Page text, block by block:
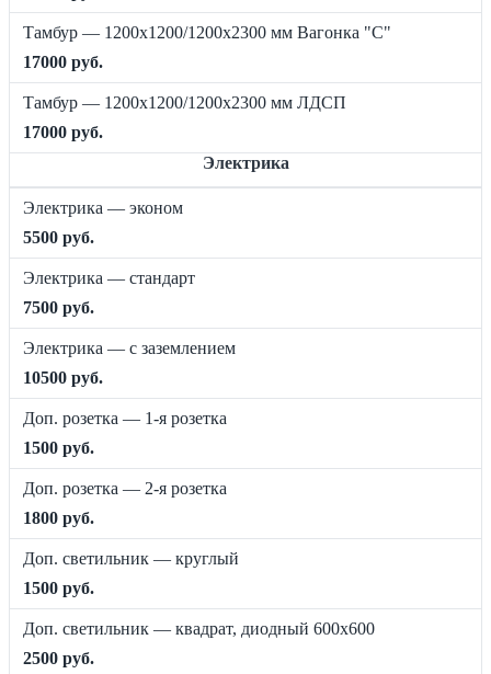
Тамбур — 1200х1200/1200х2300 мм Вагонка "C"
17000 руб.
Тамбур — 1200х1200/1200х2300 мм ЛДСП
17000 руб.
Электрика
Электрика — эконом
5500 руб.
Электрика — стандарт
7500 руб.
Электрика — с заземлением
10500 руб.
Доп. розетка — 1-я розетка
1500 руб.
Доп. розетка — 2-я розетка
1800 руб.
Доп. светильник — круглый
1500 руб.
Доп. светильник — квадрат, диодный 600х600
2500 руб.